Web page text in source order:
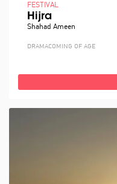
Hijra
Shahad Ameen
FESTIVAL
DRAMACOMING OF AGE